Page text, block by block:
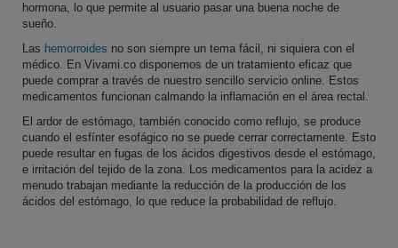
hormona, lo que permite al usuario pasar una buena noche de
sueño.
Las hemorroides no son siempre un tema fácil, ni siquiera con el
médico. En Vivami.co disponemos de un tratamiento eficaz que
puede comprar a través de nuestro sencillo servicio online. Estos
medicamentos funcionan calmando la inflamación en el área rectal.
El ardor de estómago, también conocido como reflujo, se produce
cuando el esfínter esofágico no se puede cerrar correctamente. Esto
puede resultar en fugas de los ácidos digestivos desde el estómago,
e irritación del tejido de la zona. Los medicamentos para la acidez a
menudo trabajan mediante la reducción de la producción de los
ácidos del estómago, lo que reduce la probabilidad de reflujo.